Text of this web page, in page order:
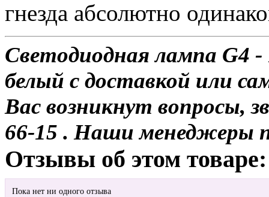
гнезда абсолютно
Светодиодная лампа G4
белый с доставкой или
Вас возникнут вопросы,
66-15 . Наши менеджеры
Отзывы об этом товаре:
Пока нет ни одного отзыва